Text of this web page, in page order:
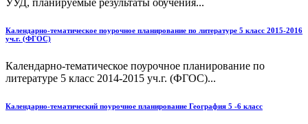
УУД, планируемые результаты обучения...
Календарно-тематическое поурочное планирование по литературе 5 класс 2015-2016
уч.г. (ФГОС)
Календарно-тематическое поурочное планирование по
литературе 5 класс 2014-2015 уч.г. (ФГОС)...
Календарно-тематический поурочное планирование География 5 -6 класс